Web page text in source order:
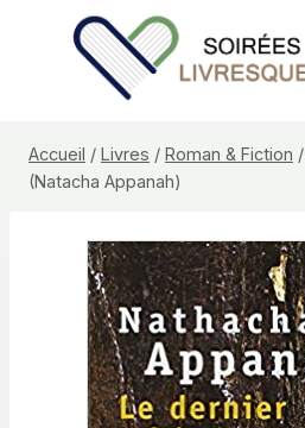
Accueil / Livres / Roman & Fiction /
(Natacha Appanah)